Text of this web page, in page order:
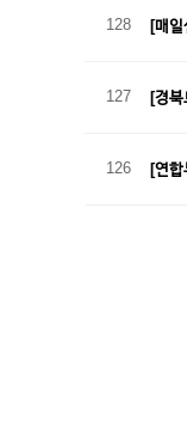
128 [매일
127 [경북
126 [연합